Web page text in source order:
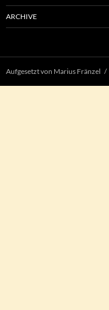
ARCHIVE
Aufgesetzt von Marius Fränzel